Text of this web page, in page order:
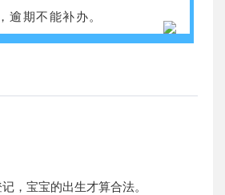
逾期不能补办。
，宝宝的出生才算合法。